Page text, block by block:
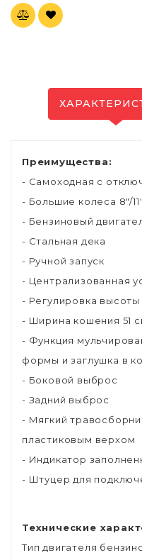
Преимущества:
- Самоходная с
- Большие колеса 8"/
- Бензиновый
- Стальная дека
- Ручной запуск
- Централизованная
- Регулировка высоты
- Ширина кошения 51
- Функция
формы и заглушка в
- Боковой выброс
- Задний выброс
- Мягкий
пластиковым верхом
- Индикатор
- Штуцер для
Технические
Тип двигателя